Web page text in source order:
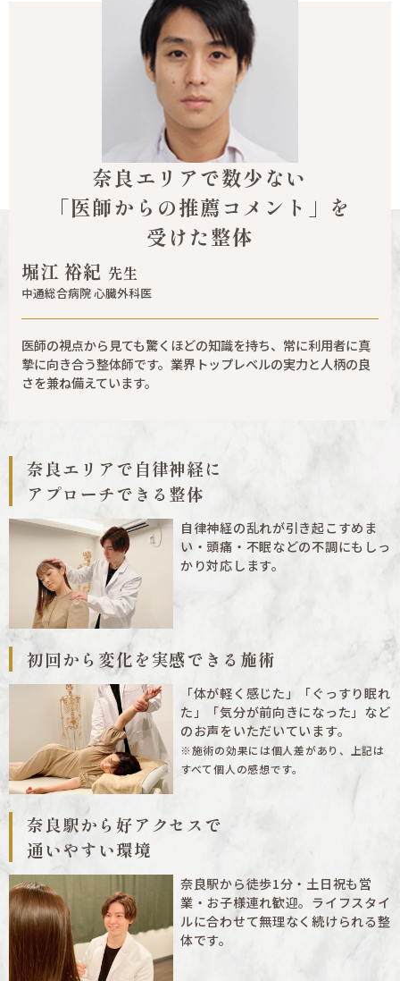
奈良エリアで数少ない
「医師からの推薦コメント」を
受けた整体
堀江 裕紀 先生
中通総合病院 心臓外科医
医師の視点から見ても驚くほどの知識を持ち、常に利用者に真
摯に向き合う整体師です。業界トップレベルの実力と人柄の良
さを兼ね備えています。
奈良エリアで自律神経に
アプローチできる整体
自律神経の乱れが引き起こすめま
い・頭痛・不眠などの不調にもしっ
かり対応します。
初回から変化を実感できる 施術
「体が軽く感じた」「ぐっすり眠れ
た」「気分が前向きになった」など
のお声をいただいています。
※施術の効果には個人差があり、上記は
すべて個人の感想です。
奈良駅から好アクセスで
通いやすい環境
奈良駅から徒歩1分・土日祝も営
業・お子様連れ歓迎。ライフスタイ
ルに合わせて無理なく続けられる整
体です。